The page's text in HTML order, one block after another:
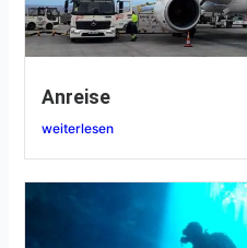
Anreise
weiterlesen